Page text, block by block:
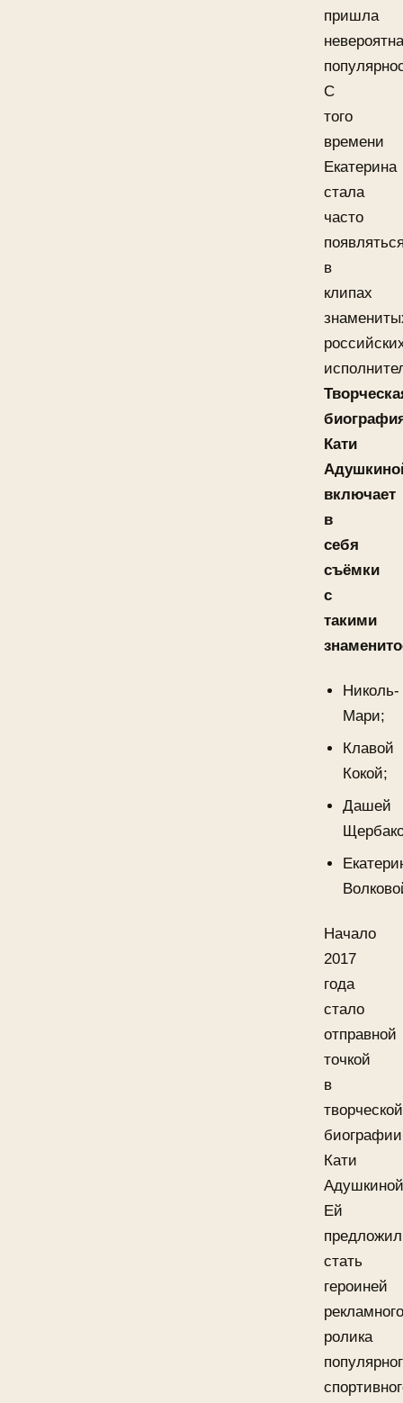
пришла
С
того
времени
Екатерина
стала
часто
в
клипах
Кати
включает
в
себя
съёмки
с
такими
Николь-
Мари;
Клавой
Кокой;
Дашей
Начало
2017
года
стало
отправной
точкой
в
творческой
биографии
Кати
Ей
стать
героиней
рекламного
ролика